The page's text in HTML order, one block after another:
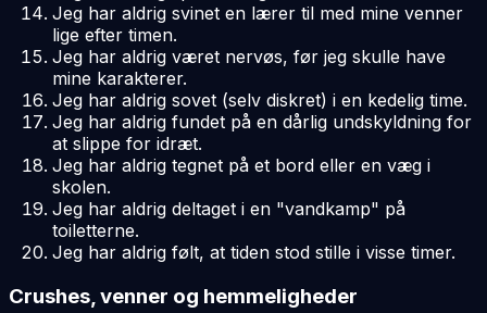
Jeg har aldrig svinet en lærer til med mine venner
lige efter timen.
Jeg har aldrig været nervøs, før jeg skulle have
mine karakterer.
Jeg har aldrig sovet (selv diskret) i en kedelig time.
Jeg har aldrig fundet på en dårlig undskyldning for
at slippe for idræt.
Jeg har aldrig tegnet på et bord eller en væg i
skolen.
Jeg har aldrig deltaget i en "vandkamp" på
toiletterne.
Jeg har aldrig følt, at tiden stod stille i visse timer.
Crushes, venner og hemmeligheder